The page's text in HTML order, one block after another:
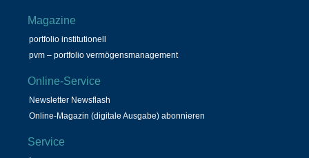
Magazine
portfolio institutionell
pvm – portfolio vermögensmanagement
Online-Service
Newsletter Newsflash
Online-Magazin (digitale Ausgabe) abonnieren
Service